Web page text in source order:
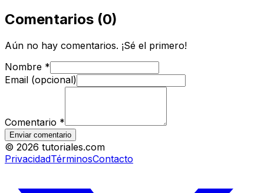
Comentarios (0)
Aún no hay comentarios. ¡Sé el primero!
Nombre *
Email (opcional)
Comentario *
Enviar comentario
© 2026 tutoriales.com
PrivacidadTérminosContacto